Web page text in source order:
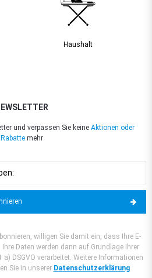
Haushalt
und verpassen Sie keine Aktionen oder
Rabattemehr
willigen Sie damit ein, dass Ihre E-
Daten werden dann auf Grundlage Ihrer
DSGVO verarbeitet. Weitere Informationen
Sie in unserer Datenschutzerklärung